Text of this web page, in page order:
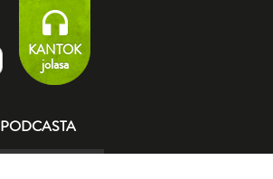
KANTOK
jolasa
PODCASTA